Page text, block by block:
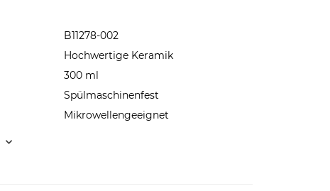
B11278-002
Hochwertige Keramik
300 ml
Spülmaschinenfest
Mikrowellengeeignet